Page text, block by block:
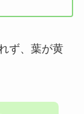
ず、葉が黄